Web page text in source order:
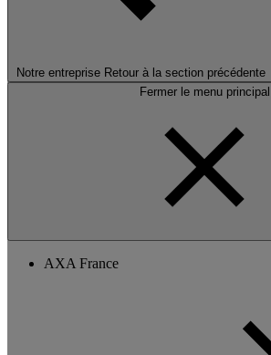
Notre entreprise Retour à la section précédente
Fermer le menu principal
AXA France